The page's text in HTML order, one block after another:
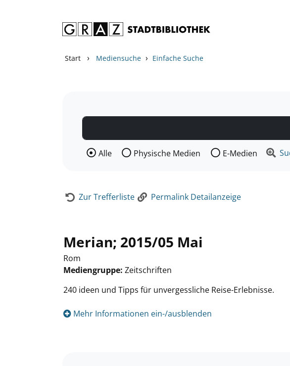
Start › Mediensuche › Einfache Suche
Wählen Sie die Medienart nach der Sie suchen wollen.
Alle Physische Medien E-Medien
Zur Trefferliste Permalink Detailanzeige
Merian; 2015/05 Mai
Rom
Mediengruppe: Zeitschriften
240 ideen und Tipps für unvergessliche Reise-Erlebnisse.
Mehr Informationen ein-/ausblenden